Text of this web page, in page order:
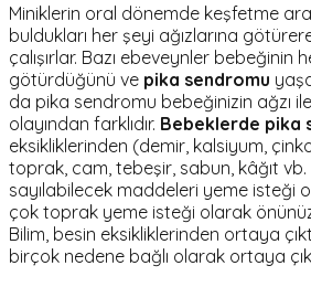
Miniklerin oral dönemde keşfetme
buldukları her şeyi ağızlarına
çalışırlar. Bazı ebeveynler bebeğinin
götürdüğünü ve pika sendromu
da pika sendromu bebeğinizin ağzı
olayından farklıdır. Bebeklerde pika
eksikliklerinden (demir, kalsiyum,
toprak, cam, tebeşir, sabun, kâğıt vb.
sayılabilecek maddeleri yeme isteği
çok toprak yeme isteği olarak
Bilim, besin eksikliklerinden ortaya
birçok nedene bağlı olarak ortaya